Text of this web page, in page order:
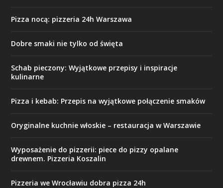
Pizza nocą: pizzeria 24h Warszawa
Dobre smaki nie tylko od święta
Schab pieczony: Wyjątkowe przepisy i inspiracje
kulinarne
Pizza i kebab: Przepis na wyjątkowe połączenie smaków
Oryginalne kuchnie włoskie – restauracja w Warszawie
Wyposażenie do pizzerii: piece do pizzy opalane
drewnem. Pizzeria Koszalin
Pizzeria we Wrocławiu dobra pizza 24h